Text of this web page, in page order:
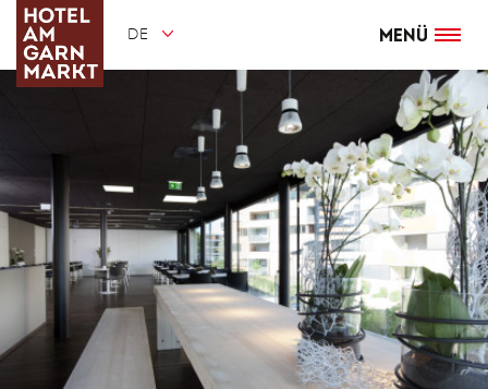
Direkt
Inhalt
Menü
DE